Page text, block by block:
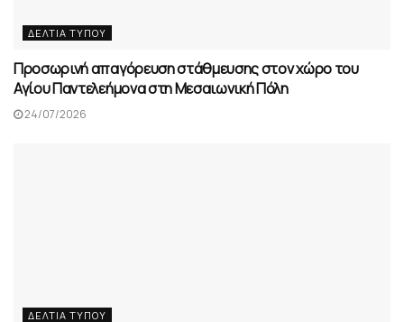
ΔΕΛΤΊΑ ΤΎΠΟΥ
Προσωρινή απαγόρευση στάθμευσης στον χώρο του
Αγίου Παντελεήμονα στη Μεσαιωνική Πόλη
24/07/2026
ΔΕΛΤΊΑ ΤΎΠΟΥ